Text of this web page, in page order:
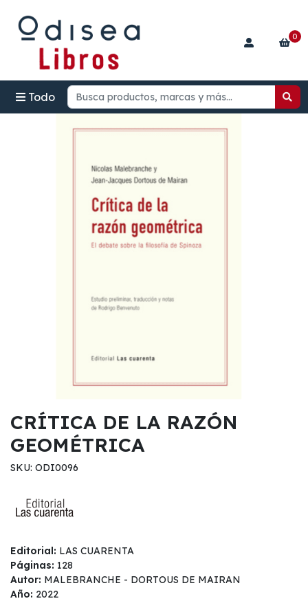
Todo
0
CRÍTICA DE LA RAZÓN
GEOMÉTRICA
SKU: ODI0096
Editorial: LAS CUARENTA
Páginas: 128
Autor: MALEBRANCHE - DORTOUS DE MAIRAN
Año: 2022